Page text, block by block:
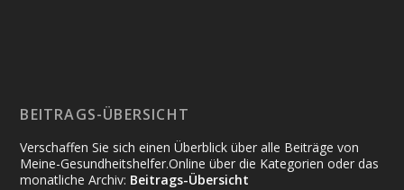
BEITRAGS-ÜBERSICHT
Verschaffen Sie sich einen Überblick über alle Beiträge von
Meine-Gesundheitshelfer.Online über die Kategorien oder das
monatliche Archiv: Beitrags-Übersicht